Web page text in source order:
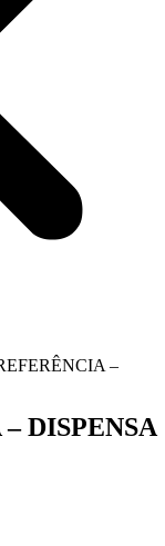
–
DISPENSA